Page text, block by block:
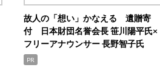
故人の「想い」かなえる 遺贈寄
付 日本財団名誉会長 笹川陽平氏×
フリーアナウンサー 長野智子氏
PR